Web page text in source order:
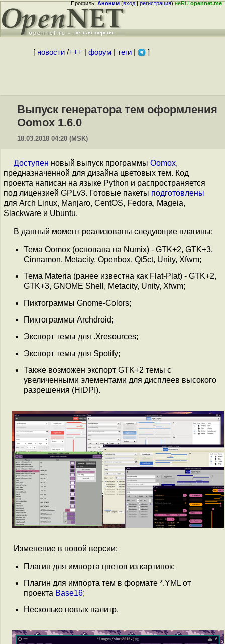
Профиль:Аноним(вход|регистрация)неRUopennet.me
[ новости/+++ форум| теги| ]
Выпуск генератора тем оформления
Oomox 1.6.0
18.03.2018 04:20 (MSK)
Доступен новый выпуск программы Oomox,
предназначенной для дизайна цветовых тем. Код
проекта написан на языке Python и распространяется
под лицензией GPLv3. Готовые пакеты подготовлены
для Arch Linux, Manjaro, CentOS, Fedora, Mageia,
Slackware и Ubuntu.
В данный момент реализованы следующиe плагины:
Тема Oomox (основана на Numix) - GTK+2, GTK+3,
Cinnamon, Metacity, Openbox, Qt5ct, Unity, Xfwm;
Тема Materia (ранее известна как Flat-Plat) - GTK+2,
GTK+3, GNOME Shell, Metacity, Unity, Xfwm;
Пиктограммы Gnome-Colors;
Пиктограммы Archdroid;
Экспорт темы для .Xresources;
Экспорт темы для Spotify;
Также возможен экспорт GTK+2 темы с
увеличенными элементами для дисплеев высокого
разрешения (HiDPI).
Изменение в новой версии:
Плагин для импорта цветов из картинок;
Плагин для импорта тем в формате *.YML от
проекта Base16;
Несколько новых палитр.